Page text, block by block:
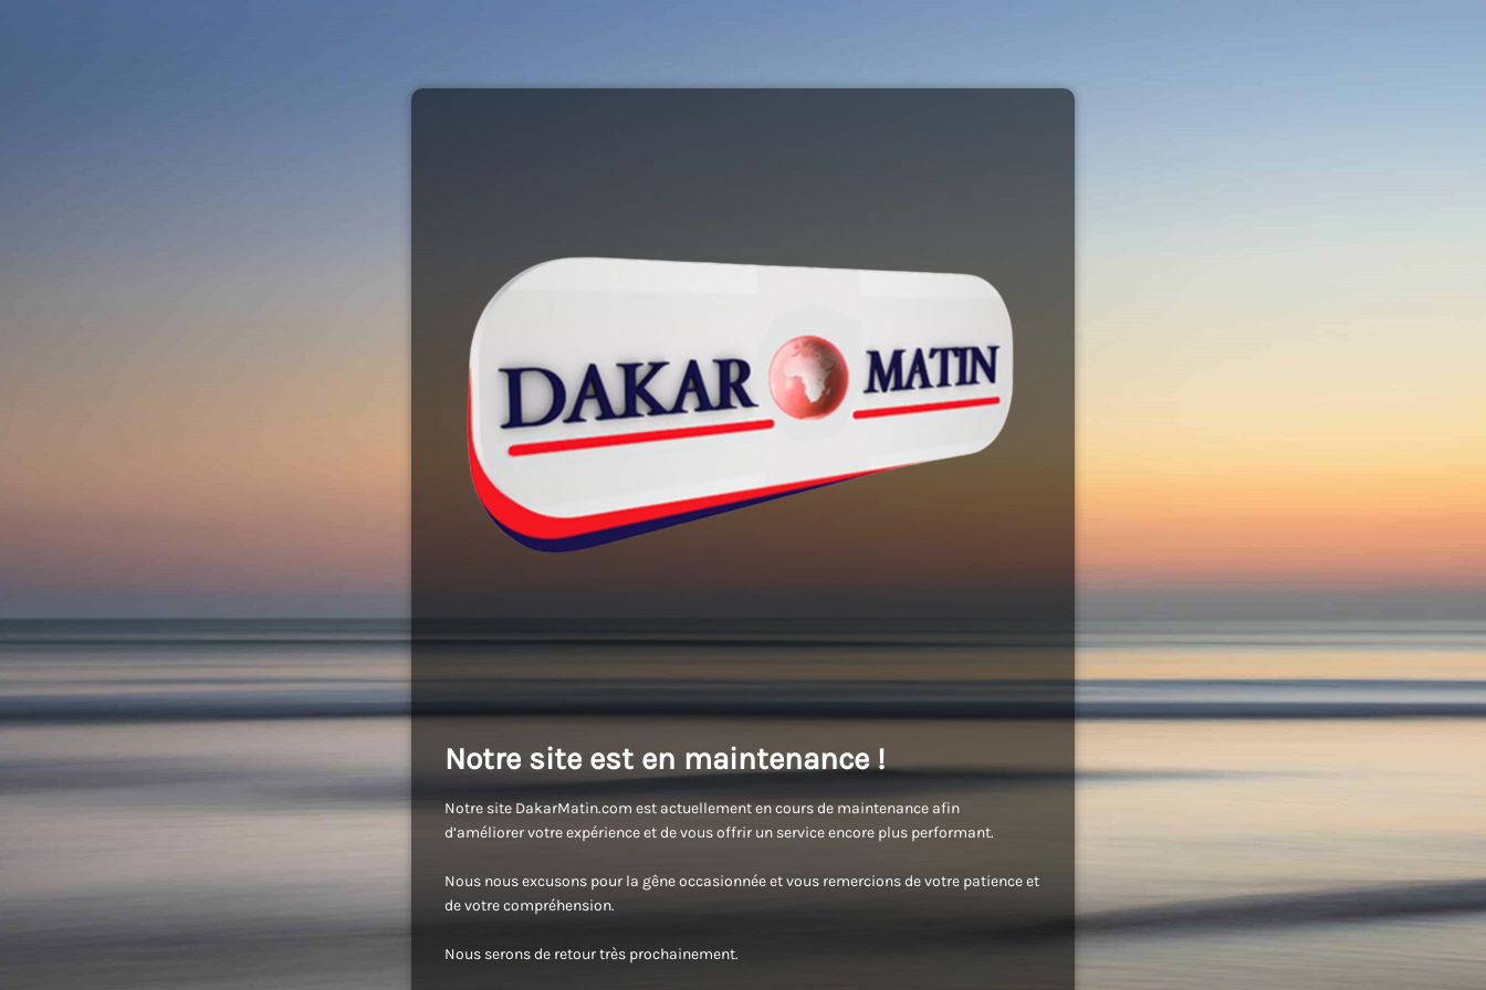
Notre site est en maintenance !
Notre site DakarMatin.com est actuellement en cours de maintenance afin
d’améliorer votre expérience et de vous offrir un service encore plus performant.
Nous nous excusons pour la gêne occasionnée et vous remercions de votre patience et
de votre compréhension.
Nous serons de retour très prochainement.